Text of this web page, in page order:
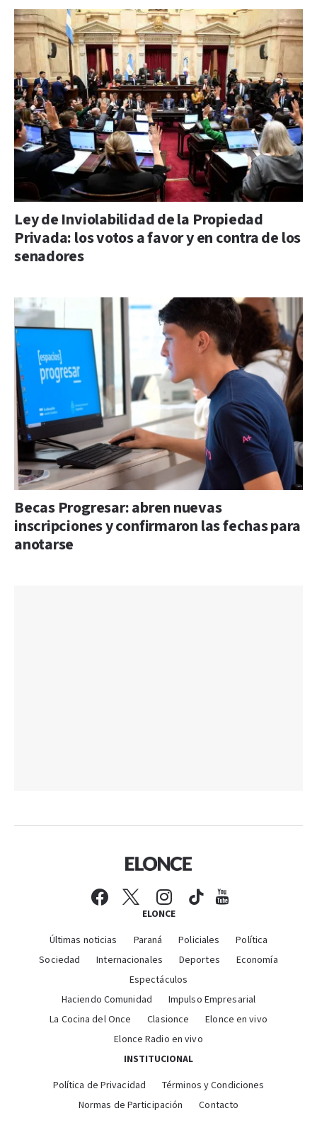
Ley de Inviolabilidad de la Propiedad
Privada: los votos a favor y en contra de los
senadores
Becas Progresar: abren nuevas
inscripciones y confirmaron las fechas para
anotarse
ELONCE
Últimas noticias Paraná Policiales
Política
Sociedad
Internacionales Deportes
Economía
Espectáculos
Haciendo Comunidad
Impulso Empresarial
La Cocina del Once
Clasionce
Elonce en vivo
Elonce Radio en vivo
INSTITUCIONAL
Política de Privacidad
Términos y Condiciones
Normas de Participación
Contacto